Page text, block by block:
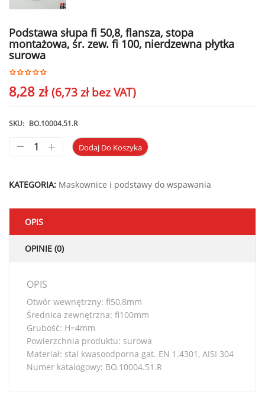
Podstawa słupa fi 50,8, flansza, stopa
montażowa, śr. zew. fi 100, nierdzewna płytka
surowa
8,28 zł (6,73 złbez VAT)
SKU: BO.10004.51.R
Dodaj Do Koszyka
KATEGORIA: Maskownice i podstawy do wspawania
OPIS
OPINIE (0)
OPIS
Otwór wewnętrzny: fi50,8mm
Średnica zewnętrzna: fi100mm
Grubość: H=4mm
Powierzchnia produktu: surowa
Materiał: stal kwasoodporna gat. EN 1.4301, AISI 304
Numer katalogowy: BO.10004.51.R